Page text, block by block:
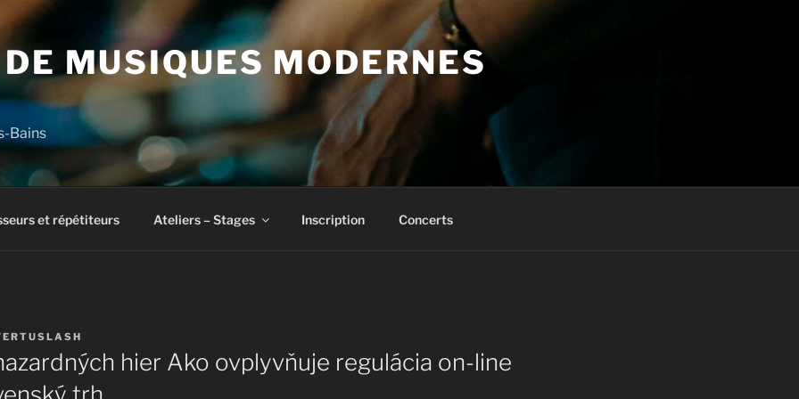
MUSIQUES MODERNES
Bains
et répétiteurs Ateliers – Stages Inscription Concerts
hier Ako ovplyvňuje regulácia on-line